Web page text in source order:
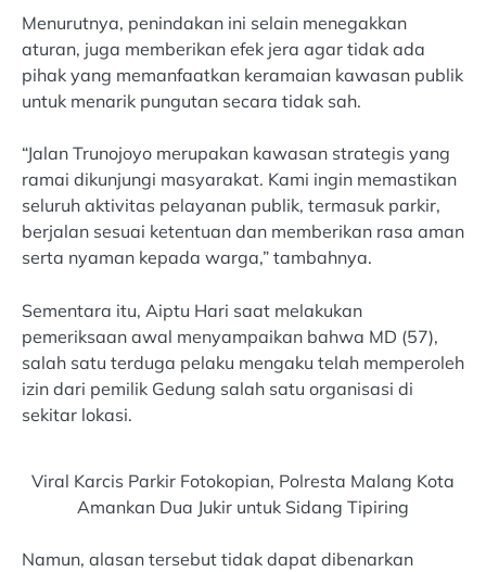
Menurutnya, penindakan ini selain menegakkan
aturan, juga memberikan efek jera agar tidak ada
pihak yang memanfaatkan keramaian kawasan publik
untuk menarik pungutan secara tidak sah.
“Jalan Trunojoyo merupakan kawasan strategis yang
ramai dikunjungi masyarakat. Kami ingin memastikan
seluruh aktivitas pelayanan publik, termasuk parkir,
berjalan sesuai ketentuan dan memberikan rasa aman
serta nyaman kepada warga,” tambahnya.
Sementara itu, Aiptu Hari saat melakukan
pemeriksaan awal menyampaikan bahwa MD (57),
salah satu terduga pelaku mengaku telah memperoleh
izin dari pemilik Gedung salah satu organisasi di
sekitar lokasi.
Viral Karcis Parkir Fotokopian, Polresta Malang Kota
Amankan Dua Jukir untuk Sidang Tipiring
Namun, alasan tersebut tidak dapat dibenarkan